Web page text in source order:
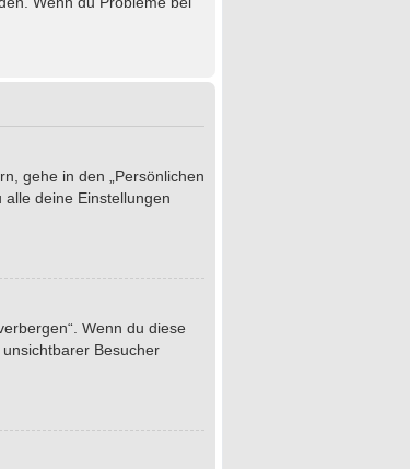
gehe in den „Persönlichen
deine Einstellungen
Wenn du diese
Besucher